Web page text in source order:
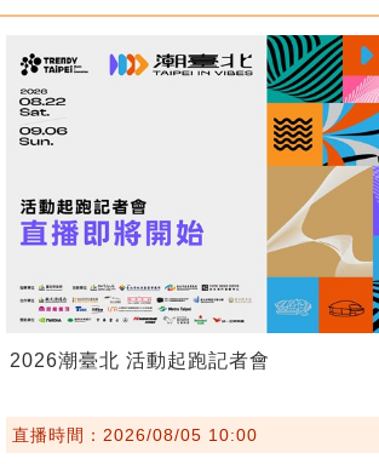
2026潮臺北 活動起跑記者會
直播時間：2026/08/05 10:00